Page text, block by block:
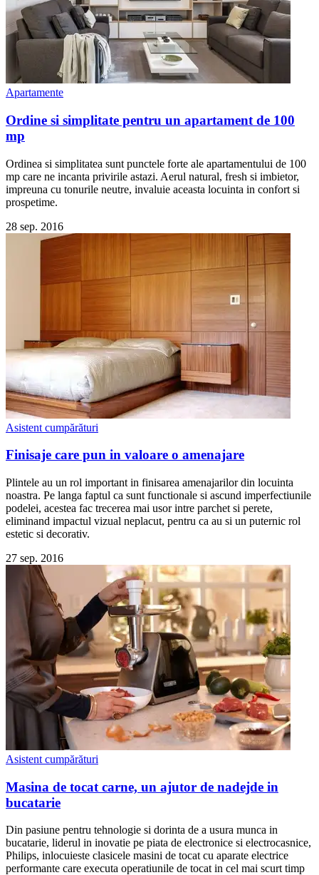
Apartamente
Ordine si simplitate pentru un apartament de 100
mp
Ordinea si simplitatea sunt punctele forte ale apartamentului de 100
mp care ne incanta privirile astazi. Aerul natural, fresh si imbietor,
impreuna cu tonurile neutre, invaluie aceasta locuinta in confort si
prospetime.
28 sep. 2016
Asistent cumpărături
Finisaje care pun in valoare o amenajare
Plintele au un rol important in finisarea amenajarilor din locuinta
noastra. Pe langa faptul ca sunt functionale si ascund imperfectiunile
podelei, acestea fac trecerea mai usor intre parchet si perete,
eliminand impactul vizual neplacut, pentru ca au si un puternic rol
estetic si decorativ.
27 sep. 2016
Asistent cumpărături
Masina de tocat carne, un ajutor de nadejde in
bucatarie
Din pasiune pentru tehnologie si dorinta de a usura munca in
bucatarie, liderul in inovatie pe piata de electronice si electrocasnice,
Philips, inlocuieste clasicele masini de tocat cu aparate electrice
performante care executa operatiunile de tocat in cel mai scurt timp